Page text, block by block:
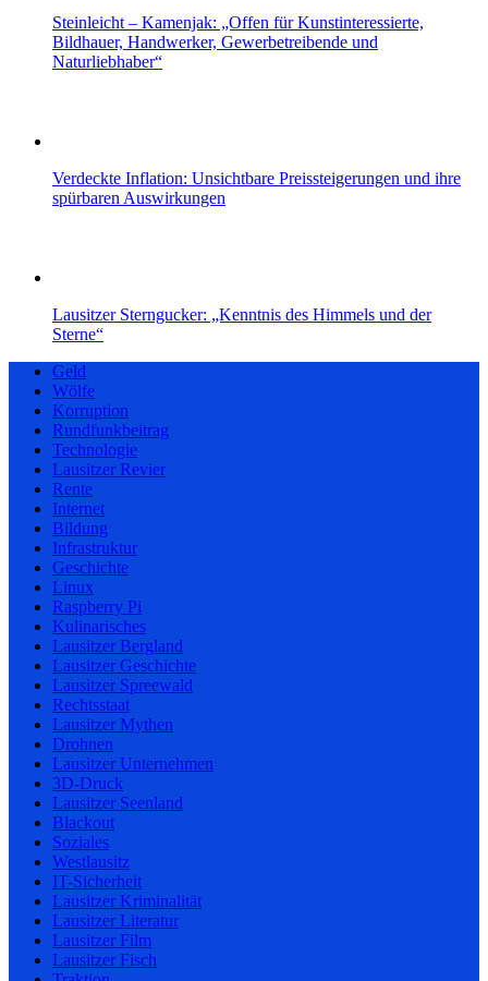
Steinleicht – Kamenjak: „Offen für Kunstinteressierte,
Bildhauer, Handwerker, Gewerbetreibende und
Naturliebhaber“
Verdeckte Inflation: Unsichtbare Preissteigerungen und ihre
spürbaren Auswirkungen
Lausitzer Sterngucker: „Kenntnis des Himmels und der
Sterne“
Geld
Wölfe
Korruption
Rundfunkbeitrag
Technologie
Lausitzer Revier
Rente
Internet
Bildung
Infrastruktur
Geschichte
Linux
Raspberry Pi
Kulinarisches
Lausitzer Bergland
Lausitzer Geschichte
Lausitzer Spreewald
Rechtsstaat
Lausitzer Mythen
Drohnen
Lausitzer Unternehmen
3D-Druck
Lausitzer Seenland
Blackout
Soziales
Westlausitz
IT-Sicherheit
Lausitzer Kriminalität
Lausitzer Literatur
Lausitzer Film
Lausitzer Fisch